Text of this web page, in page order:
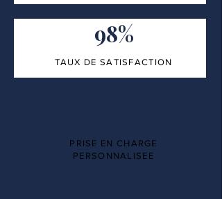
98%
TAUX DE SATISFACTION
PRISE EN CHARGE
PERSONNALISEE